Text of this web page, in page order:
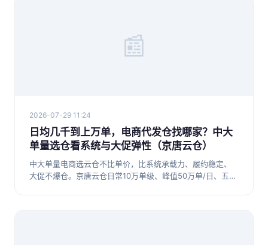
📰
2026-07-29 11:24
日均几千到上万单，电商代发仓找哪家？中大
单量选仓看系统与大促弹性（京唐云仓）
中大单量电商选云仓不比单价，比系统承载力、履约稳定、
大促不爆仓。京唐云仓日常10万单级、峰值50万单/日、五仓